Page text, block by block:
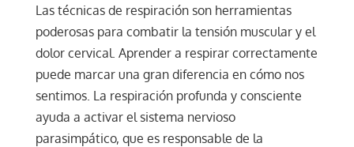
Las técnicas de respiración son herramientas
poderosas para combatir la tensión muscular y el
dolor cervical. Aprender a respirar correctamente
puede marcar una gran diferencia en cómo nos
sentimos. La respiración profunda y consciente
ayuda a activar el sistema nervioso
parasimpático, que es responsable de la